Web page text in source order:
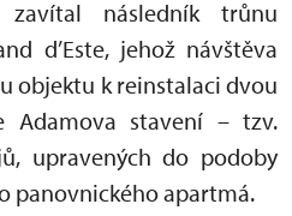
zavítal následník trůnu
d’Este, jehož návštěva
objektu k reinstalaci dvou
Adamova stavení – tzv.
upravených do podoby
panovnického apartmá.